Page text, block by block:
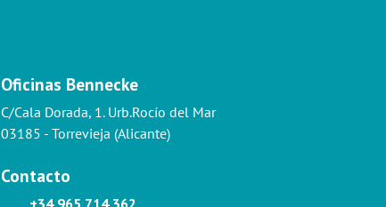
Oficinas Bennecke
C/Cala Dorada, 1. Urb.Rocío del Mar
03185 - Torrevieja (Alicante)
Contacto